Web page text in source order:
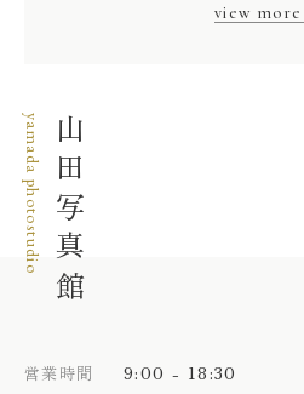
view more
山田写真館
yamada photostudio
営業時間 9:00 - 18:30